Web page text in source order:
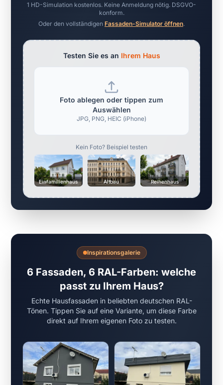
1 HD-Simulation kostenlos. Keine Anmeldung nötig. DSGVO-
konform.
Oder den vollständigen Fassaden-Simulator öffnen.
Testen Sie es an Ihrem Haus
Foto ablegen oder tippen zum
Auswählen
JPG, PNG, HEIC (iPhone)
Kein Foto? Beispiel testen
Einfamilienhaus Altbau Reihenhaus
Inspirationsgalerie
6 Fassaden, 6 RAL-Farben: welche
passt zu Ihrem Haus?
Echte Hausfassaden in beliebten deutschen RAL-
Tönen. Tippen Sie auf eine Variante, um diese Farbe
direkt auf Ihrem eigenen Foto zu testen.